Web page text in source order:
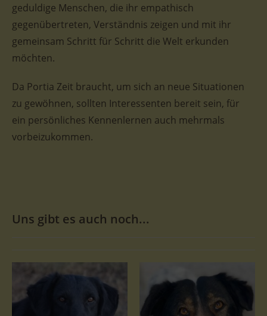
geduldige Menschen, die ihr empathisch
gegenübertreten, Verständnis zeigen und mit ihr
gemeinsam Schritt für Schritt die Welt erkunden
möchten.
Da Portia Zeit braucht, um sich an neue Situationen
zu gewöhnen, sollten Interessenten bereit sein, für
ein persönliches Kennenlernen auch mehrmals
vorbeizukommen.
Uns gibt es auch noch...